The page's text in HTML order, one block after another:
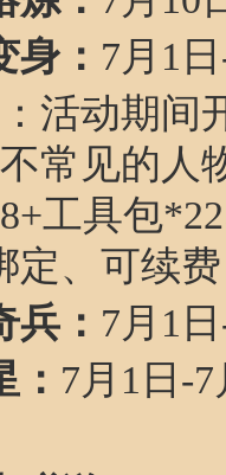
身： 7月1
活动期间
常见的人
工具包
定、可续
兵： 7月1
7月1日-